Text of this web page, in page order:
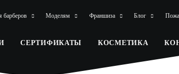
барберов Моделям Франшиза Блог
СЕРТИФИКАТЫ КОСМЕТИКА